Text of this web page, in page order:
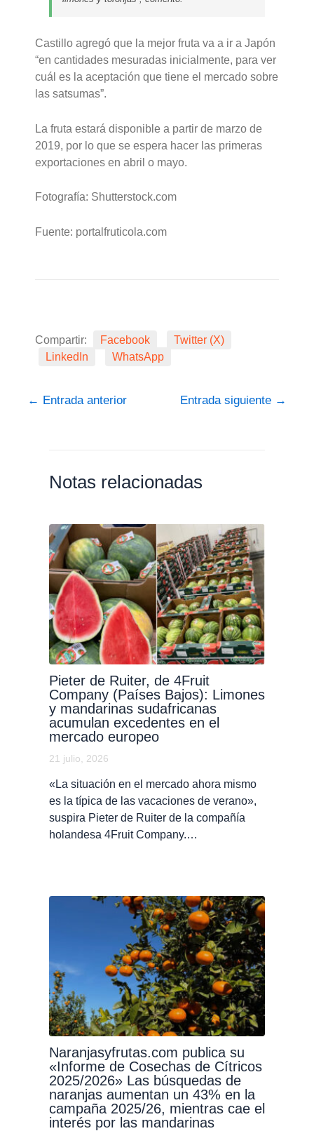
Castillo agregó que la mejor fruta va a ir a Japón
“en cantidades mesuradas inicialmente, para ver
cuál es la aceptación que tiene el mercado sobre
las satsumas”.
La fruta estará disponible a partir de marzo de
2019, por lo que se espera hacer las primeras
exportaciones en abril o mayo.
Fotografía: Shutterstock.com
Fuente: portalfruticola.com
Compartir: Facebook
Twitter (X)
LinkedIn
WhatsApp
← Entrada anterior Entrada siguiente →
Notas relacionadas
Pieter de Ruiter, de 4Fruit
Company (Países Bajos): Limones
y mandarinas sudafricanas
acumulan excedentes en el
mercado europeo
21 julio, 2026
«La situación en el mercado ahora mismo
es la típica de las vacaciones de verano»,
suspira Pieter de Ruiter de la compañía
holandesa 4Fruit Company.…
Naranjasyfrutas.com publica su
«Informe de Cosechas de Cítricos
2025/2026» Las búsquedas de
naranjas aumentan un 43% en la
campaña 2025/26, mientras cae el
interés por las mandarinas